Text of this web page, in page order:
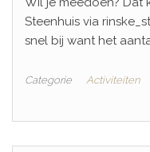
Steenhuis via
snel bij want het
Categorie Activiteiten